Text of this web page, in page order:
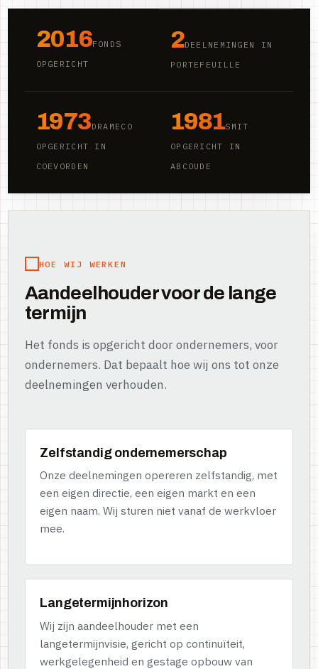
2016FONDS
OPGERICHT
2DEELNEMINGEN IN
PORTEFEUILLE
1973DRAMECO
OPGERICHT IN
COEVORDEN
1981SMIT
OPGERICHT IN
ABCOUDE
HOE WIJ WERKEN
Aandeelhouder voor de lange
termijn
Het fonds is opgericht door ondernemers, voor
ondernemers. Dat bepaalt hoe wij ons tot onze
deelnemingen verhouden.
Zelfstandig ondernemerschap
Onze deelnemingen opereren zelfstandig, met
een eigen directie, een eigen markt en een
eigen naam. Wij sturen niet vanaf de werkvloer
mee.
Langetermijnhorizon
Wij zijn aandeelhouder met een
langetermijnvisie, gericht op continuïteit,
werkgelegenheid en gestage opbouw van